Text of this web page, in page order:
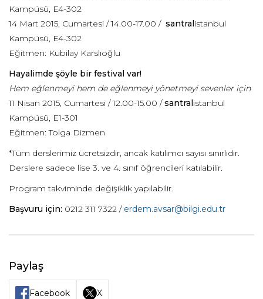
Kampüsü, E4-302
14 Mart 2015, Cumartesi / 14.00-17.00 / santralistanbul
Kampüsü, E4-302
Eğitmen: Kubilay Karslıoğlu
Hayalimde şöyle bir festival var!
Hem eğlenmeyi hem de eğlenmeyi yönetmeyi sevenler için
11 Nisan 2015, Cumartesi / 12.00-15.00 /santralistanbul
Kampüsü, E1-301
Eğitmen: Tolga Dizmen
*Tüm derslerimiz ücretsizdir, ancak katılımcı sayısı sınırlıdır.
Derslere sadece lise 3. ve 4. sınıf öğrencileri katılabilir.
Program takviminde değişiklik yapılabilir.
Başvuru için: 0212 311 7322 / erdem.avsar@bilgi.edu.tr
Paylaş
Facebook X